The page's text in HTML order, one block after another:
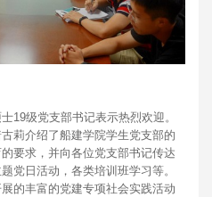
级党支部书记表示热烈欢迎。
莉介绍了船建学院学生党支部的
要求，并向各位党支部书记传达
党日活动，各类培训班学习等。
的丰富的党建专项社会实践活动